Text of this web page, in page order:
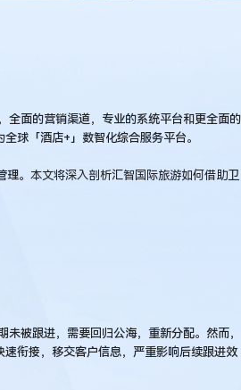
全面的营销渠道，专业的系统平台和更全面的
球「酒店+」数智化综合服务平台。
。 本文将深入剖析汇智国际旅游如何借助卫
被跟进，需要回归公海，重新分配。然而，
速衔接，移交客户信息，严重影响后续跟进效